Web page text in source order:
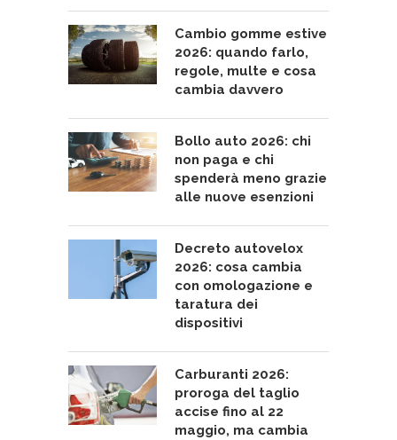
Cambio gomme estive
2026: quando farlo,
regole, multe e cosa
cambia davvero
Bollo auto 2026: chi
non paga e chi
spenderà meno grazie
alle nuove esenzioni
Decreto autovelox
2026: cosa cambia
con omologazione e
taratura dei
dispositivi
Carburanti 2026:
proroga del taglio
accise fino al 22
maggio, ma cambia